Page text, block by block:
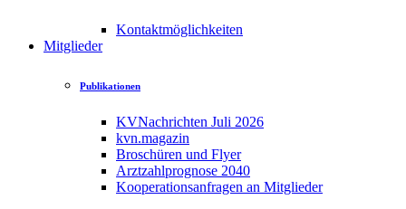
Kontaktmöglichkeiten
Mitglieder
Publikationen
KVNachrichten Juli 2026
kvn.magazin
Broschüren und Flyer
Arztzahlprognose 2040
Kooperationsanfragen an Mitglieder